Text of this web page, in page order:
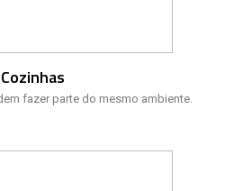
Cozinhas
fazer parte do mesmo ambiente.